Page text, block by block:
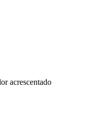
acrescentado